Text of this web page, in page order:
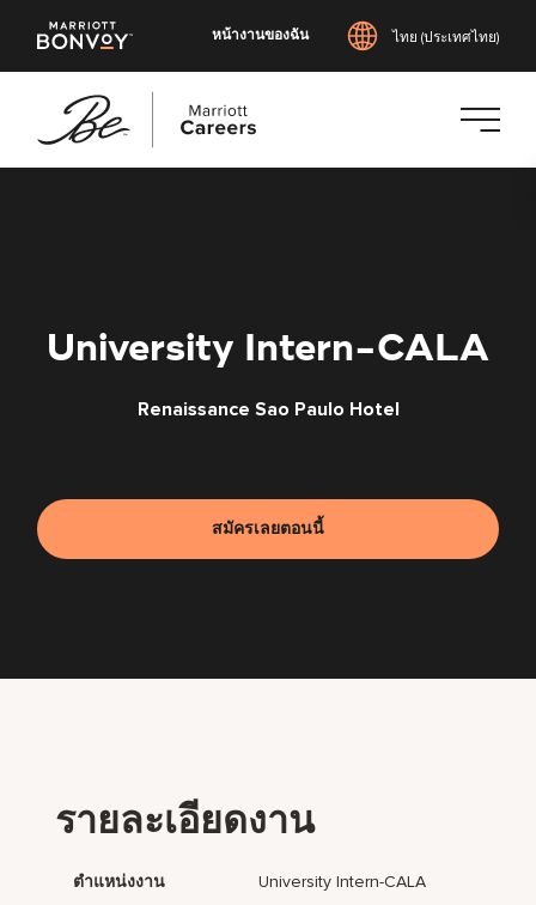
หน้างานของฉัน ไทย (ประเทศไทย)
University Intern-CALA
Renaissance Sao Paulo Hotel
สมัครเลยตอนนี้
รายละเอียดงาน
ตำแหน่งงาน University Intern-CALA